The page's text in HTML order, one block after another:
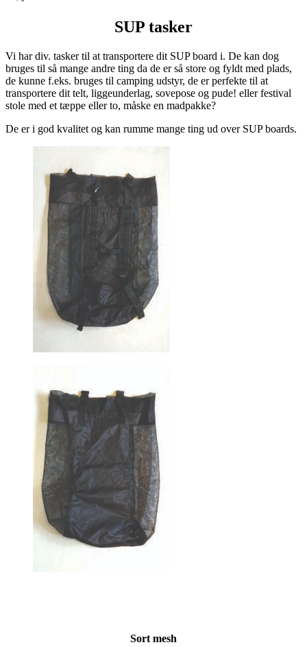
SUP tasker
Vi har div. tasker til at transportere dit SUP board i. De kan dog
bruges til så mange andre ting da de er så store og fyldt med plads,
de kunne f.eks. bruges til camping udstyr, de er perfekte til at
transportere dit telt, liggeunderlag, sovepose og pude! eller festival
stole med et tæppe eller to, måske en madpakke?
De er i god kvalitet og kan rumme mange ting ud over SUP boards.
Sort mesh